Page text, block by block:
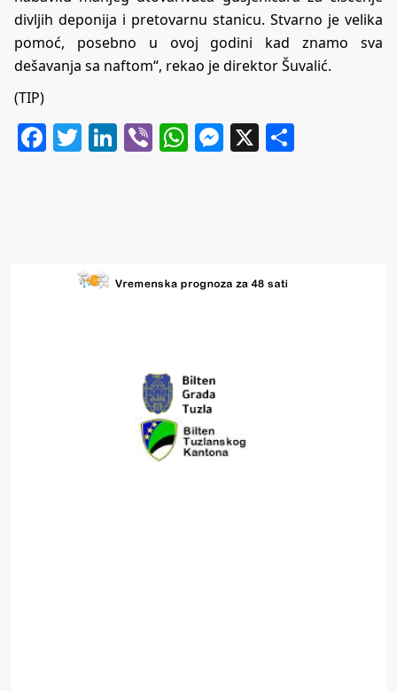
divljih deponija i pretovarnu stanicu. Stvarno je velika
pomoć, posebno u ovoj godini kad znamo sva
dešavanja sa naftom“, rekao je direktor Šuvalić.
(TIP)
Facebook
Twitter
LinkedIn
ViberWhatsApp
Messenger
X